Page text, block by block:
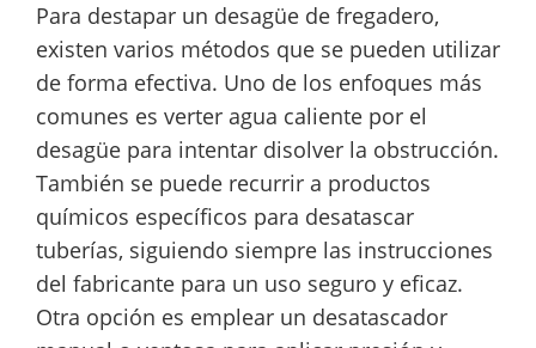
Para destapar un desagüe de fregadero,
existen varios métodos que se pueden utilizar
de forma efectiva. Uno de los enfoques más
comunes es verter agua caliente por el
desagüe para intentar disolver la obstrucción.
También se puede recurrir a productos
químicos específicos para desatascar
tuberías, siguiendo siempre las instrucciones
del fabricante para un uso seguro y eficaz.
Otra opción es emplear un desatascador